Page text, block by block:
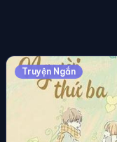
Truyện Ngắn